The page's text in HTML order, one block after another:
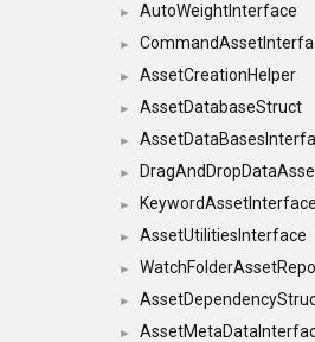
► AutoWeightInterface
►
► AssetCreationHelper
► AssetDatabaseStruct
►
►
► KeywordAssetInterface
► AssetUtilitiesInterface
►
►
►